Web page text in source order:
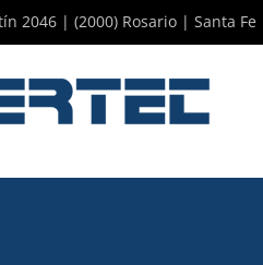
2046 | (2000) Rosario | Santa Fe